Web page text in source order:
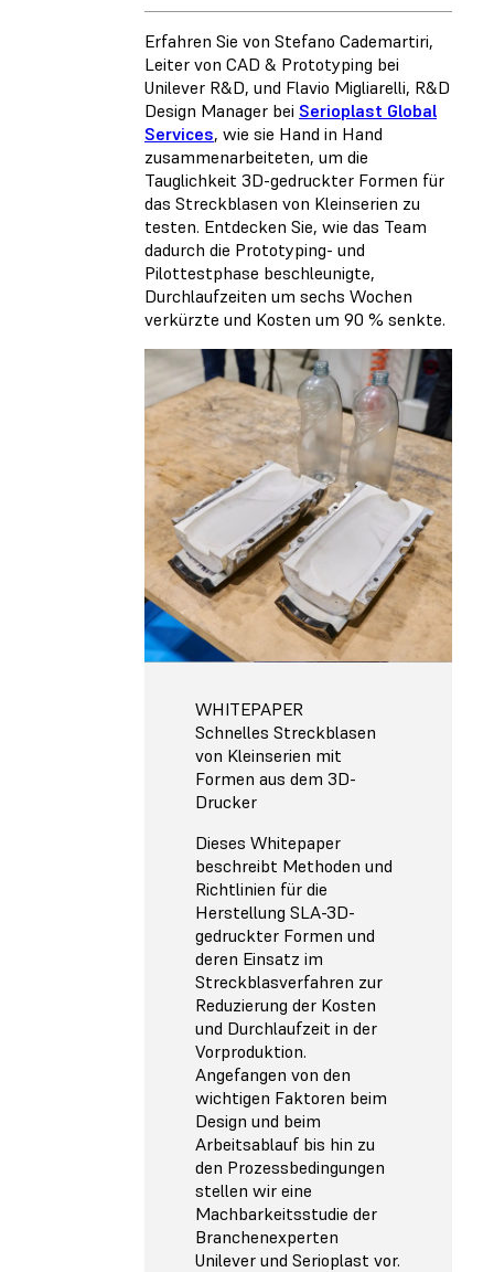
Erfahren Sie von Stefano Cademartiri,
Leiter von CAD & Prototyping bei
Unilever R&D, und Flavio Migliarelli, R&D
Design Manager bei Serioplast Global
Services, wie sie Hand in Hand
zusammenarbeiteten, um die
Tauglichkeit 3D-gedruckter Formen für
das Streckblasen von Kleinserien zu
testen. Entdecken Sie, wie das Team
dadurch die Prototyping- und
Pilottestphase beschleunigte,
Durchlaufzeiten um sechs Wochen
verkürzte und Kosten um 90 % senkte.
WHITEPAPER
Schnelles Streckblasen
von Kleinserien mit
Formen aus dem 3D-
Drucker
Dieses Whitepaper
beschreibt Methoden und
Richtlinien für die
Herstellung SLA-3D-
gedruckter Formen und
deren Einsatz im
Streckblasverfahren zur
Reduzierung der Kosten
und Durchlaufzeit in der
Vorproduktion.
Angefangen von den
wichtigen Faktoren beim
Design und beim
Arbeitsablauf bis hin zu
den Prozessbedingungen
stellen wir eine
Machbarkeitsstudie der
Branchenexperten
Unilever und Serioplast vor.